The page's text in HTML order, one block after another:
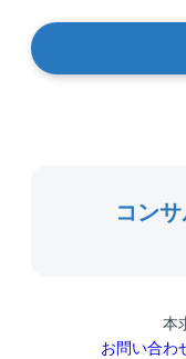
コン
本
お問い合わ